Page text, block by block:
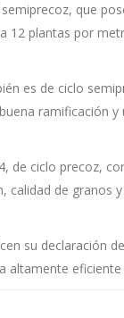
que
plantas por
es de ciclo
ramificación
de ciclo precoz,
calidad de granos
su declaración